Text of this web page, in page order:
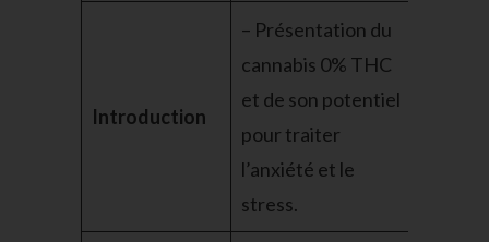
Introduction
– Présentation du
cannabis 0% THC
et de son potentiel
pour traiter
l’anxiété et le
stress.